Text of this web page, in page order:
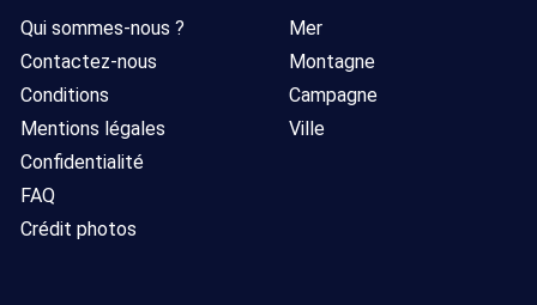
Qui sommes-nous ?
Contactez-nous
Conditions
Mentions légales
Confidentialité
FAQ
Crédit photos
Mer
Montagne
Campagne
Ville